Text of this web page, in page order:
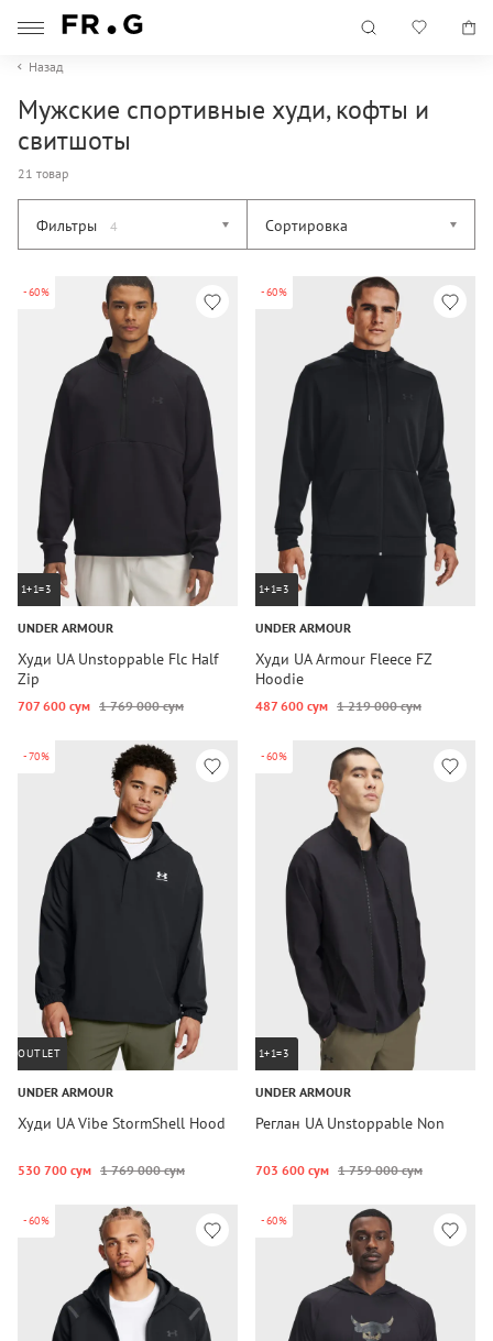
Назад
Мужские спортивные худи, кофты и
свитшоты
21 товар
Фильтры 4 Сортировка
-60%
1+1=3
UNDER ARMOUR
Худи UA Unstoppable Flc Half
Zip
707 600 сум 1 769 000 сум
-60%
1+1=3
UNDER ARMOUR
Худи UA Armour Fleece FZ
Hoodie
487 600 сум 1 219 000 сум
-70%
OUTLET
UNDER ARMOUR
Худи UA Vibe StormShell Hood
530 700 сум 1 769 000 сум
-60%
1+1=3
UNDER ARMOUR
Реглан UA Unstoppable Non
703 600 сум 1 759 000 сум
-60% -60%